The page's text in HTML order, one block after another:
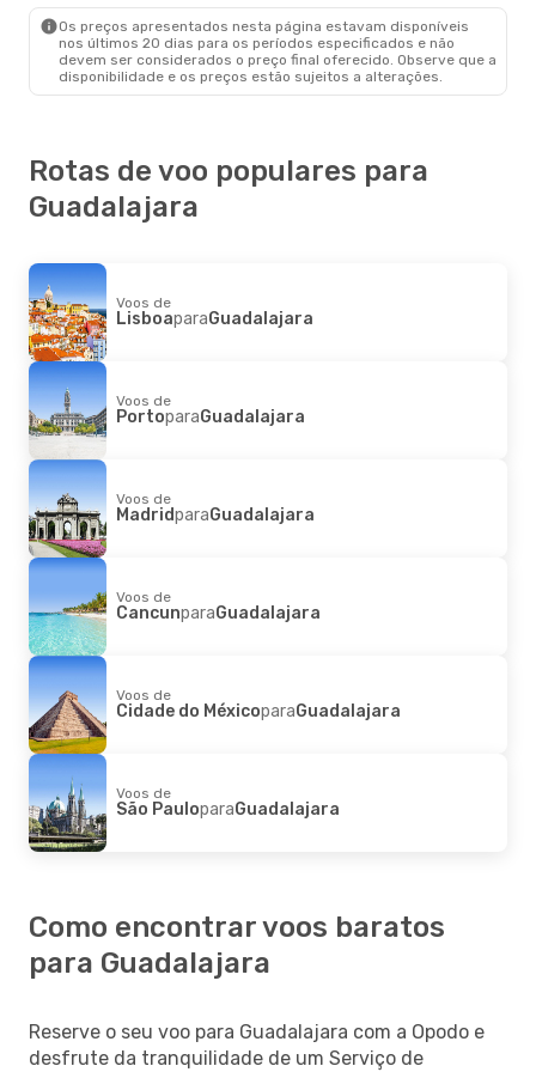
Os preços apresentados nesta página estavam disponíveis
nos últimos 20 dias para os períodos especificados e não
devem ser considerados o preço final oferecido. Observe que a
disponibilidade e os preços estão sujeitos a alterações.
Rotas de voo populares para
Guadalajara
Voos de
LisboaparaGuadalajara
Voos de
PortoparaGuadalajara
Voos de
MadridparaGuadalajara
Voos de
CancunparaGuadalajara
Voos de
Cidade do MéxicoparaGuadalajara
Voos de
São PauloparaGuadalajara
Como encontrar voos baratos
para Guadalajara
Reserve o seu voo para Guadalajara com a Opodo e
desfrute da tranquilidade de um Serviço de